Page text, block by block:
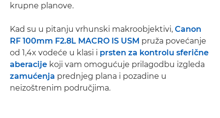
krupne planove.
Kad su u pitanju vrhunski makroobjektivi, Canon
RF 100mm F2.8L MACRO IS USM pruža povećanje
od 1,4x vodeće u klasi i prsten za kontrolu sferične
aberacije koji vam omogućuje prilagodbu izgleda
zamućenja prednjeg plana i pozadine u
neizoštrenim područjima.